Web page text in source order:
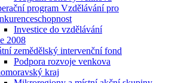
program Vzdělávání pro
Investice do vzdělávání
2008
zemědělský intervenční fond
Podpora rozvoje venkova
kraj